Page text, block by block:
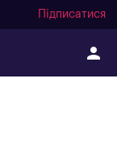
Підписатися